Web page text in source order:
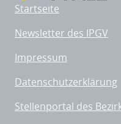
Startseite
Newsletter des IPGV
Impressum
Datenschutzerklärung
Stellenportal des